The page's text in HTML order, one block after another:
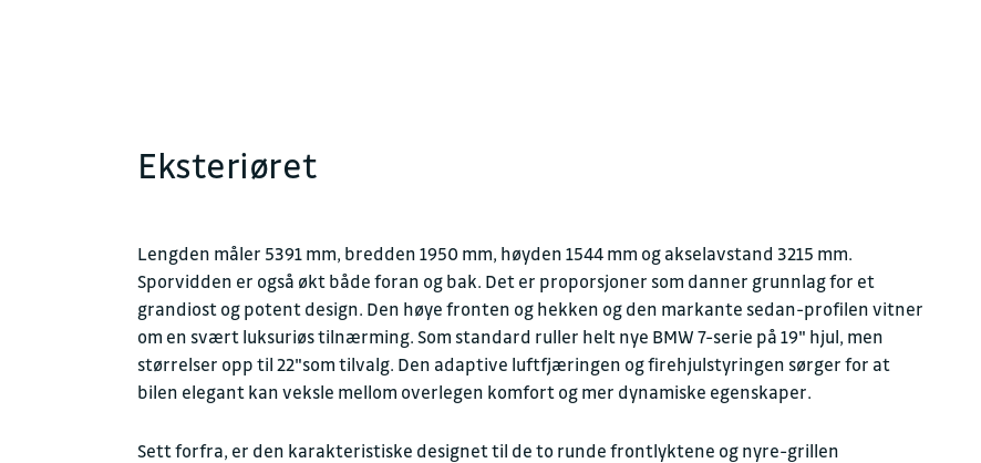
Organisasjonsnummer
929451333
Fakturaepost
Eksteriøret
Lengden måler 5391 mm, bredden 1950 mm, høyden 1544 mm og akselavstand 3215 mm.
Sporvidden er også økt både foran og bak. Det er proporsjoner som danner grunnlag for et
grandiost og potent design. Den høye fronten og hekken og den markante sedan-profilen vitner
om en svært luksuriøs tilnærming. Som standard ruller helt nye BMW 7-serie på 19" hjul, men
størrelser opp til 22"som tilvalg. Den adaptive luftfjæringen og firehjulstyringen sørger for at
bilen elegant kan veksle mellom overlegen komfort og mer dynamiske egenskaper.
Sett forfra, er den karakteristiske designet til de to runde frontlyktene og nyre-grillen